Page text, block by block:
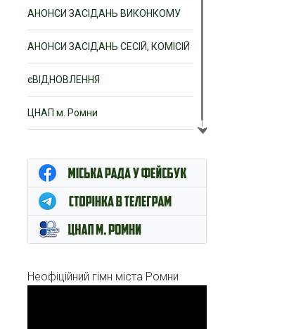
АНОНСИ ЗАСІДАНЬ ВИКОНКОМУ
АНОНСИ ЗАСІДАНЬ СЕСІЙ, КОМІСІЙ
єВІДНОВЛЕННЯ
ЦНАП м. Ромни
Неофіційний гімн міста Ромни